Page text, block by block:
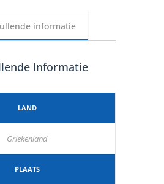
informatie
Informatie
LAND
Griekenland
PLAATS